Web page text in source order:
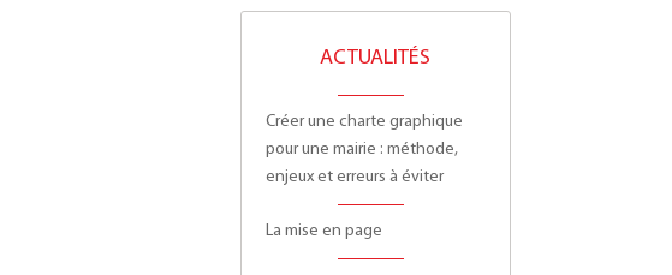
ACTUALITÉS
Créer une charte graphique
pour une mairie : méthode,
enjeux et erreurs à éviter
La mise en page